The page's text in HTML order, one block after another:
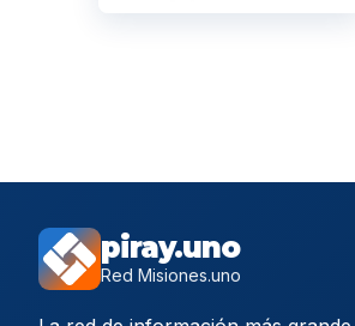
piray.uno
Red Misiones.uno